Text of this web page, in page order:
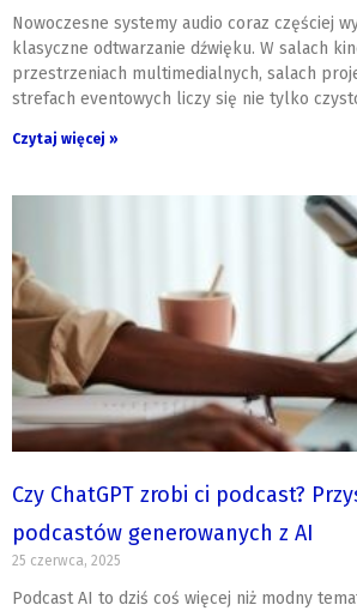
Nowoczesne systemy audio coraz częściej
klasyczne odtwarzanie dźwięku. W salach
przestrzeniach multimedialnych, salach
strefach eventowych liczy się nie tylko
Czytaj więcej »
Czy ChatGPT zrobi ci podcast?
podcastów generowanych z AI
25 czerwca, 2025
Podcast AI to dziś coś więcej niż modny